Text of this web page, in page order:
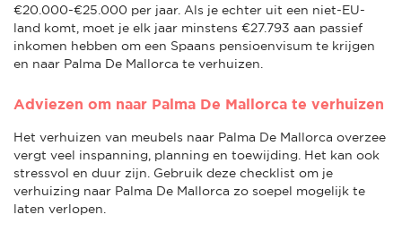
€20.000-€25.000 per jaar. Als je echter uit een niet-EU-
land komt, moet je elk jaar minstens €27.793 aan passief
inkomen hebben om een Spaans pensioenvisum te krijgen
en naar Palma De Mallorca te verhuizen.
Adviezen om naar Palma De Mallorca te verhuizen
Het verhuizen van meubels naar Palma De Mallorca overzee
vergt veel inspanning, planning en toewijding. Het kan ook
stressvol en duur zijn. Gebruik deze checklist om je
verhuizing naar Palma De Mallorca zo soepel mogelijk te
laten verlopen.